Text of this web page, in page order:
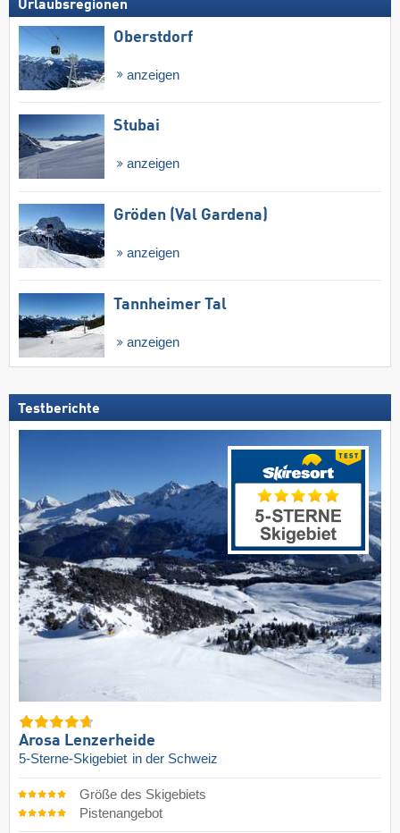
Urlaubsregionen
Oberstdorf
anzeigen
Stubai
anzeigen
Gröden (Val Gardena)
anzeigen
Tannheimer Tal
anzeigen
Testberichte
Arosa Lenzerheide
5-Sterne-Skigebiet in der Schweiz
Größe des Skigebiets
Pistenangebot